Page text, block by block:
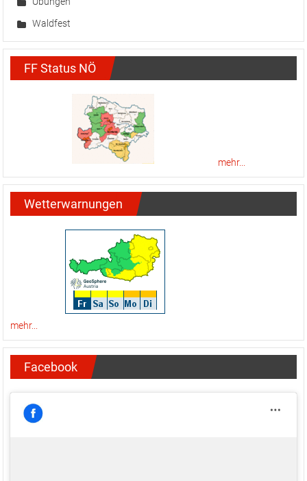
Waldfest
FF Status NÖ
mehr...
Wetterwarnungen
mehr...
Facebook